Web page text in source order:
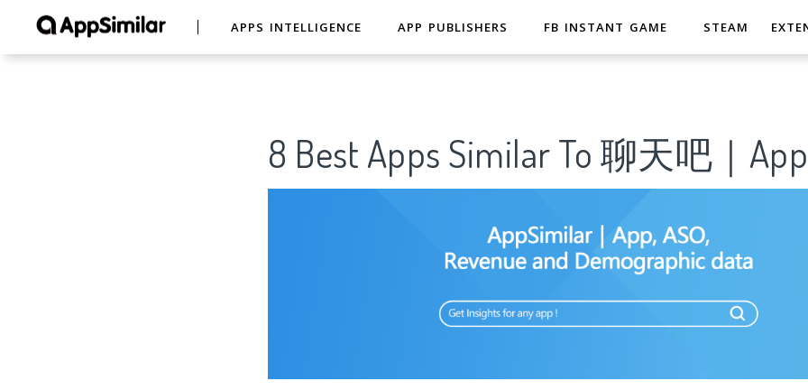
APPS INTELLIGENCE APP PUBLISHERS FB INSTANT GAME STEAM
8 Best Apps Similar To 聊天吧｜